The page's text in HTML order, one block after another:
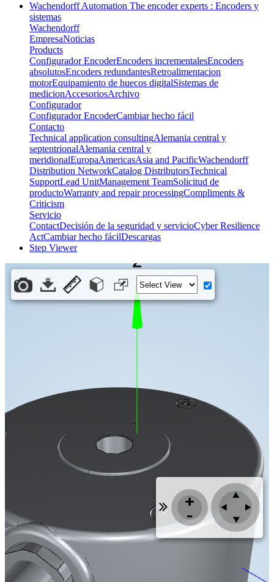
Wachendorff Automation The encoder experts : Encoders y
sistemas
Wachendorff
EmpresaNoticias
Products
Configurador EncoderEncoders incrementalesEncoders
absolutosEncoders redundantesRetroalimentacion
motorEquipamiento de huecos digitalSistemas de
medicionAccesoriosArchivo
Configurador
Configurador EncoderCambiar hecho fácil
Contacto
Technical application consultingAlemania central y
septentrionalAlemania central y
meridionalEuropaAmericasAsia and PacificWachendorff
Distribution NetworkCatalog DistributorsTechnical
SupportLead UnitManagement TeamSolicitud de
productoWarranty and repair processingCompliments &
Criticism
Servicio
ContactDecisión de la seguridad y servicioCyber Resilience
ActCambiar hecho fácilDescargas
Step Viewer